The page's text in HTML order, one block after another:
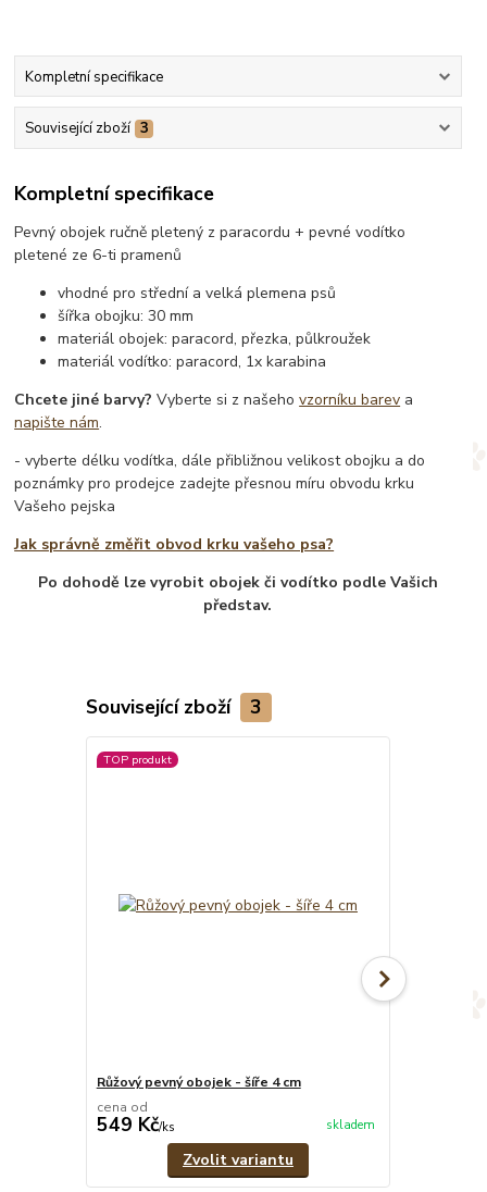
Kompletní specifikace
Související zboží 3
Kompletní specifikace
Pevný obojek ručně pletený z paracordu + pevné vodítko
pletené ze 6-ti pramenů
vhodné pro střední a velká plemena psů
šířka obojku: 30 mm
materiál obojek: paracord, přezka, půlkroužek
materiál vodítko: paracord, 1x karabina
Chcete jiné barvy? Vyberte si z našehovzorníku barev a
napište nám.
- vyberte délku vodítka, dále přibližnou velikost obojku a do
poznámky pro prodejce zadejte přesnou míru obvodu krku
Vašeho pejska
Jak správně změřit obvod krku vašeho psa?
Po dohodě lze vyrobit obojek či vodítko podle Vašich
představ.
Související zboží 3
TOP produkt
Růžový pevný obojek - šíře 4 cm
cena od
549 Kč/ks skladem
Zvolit variantu